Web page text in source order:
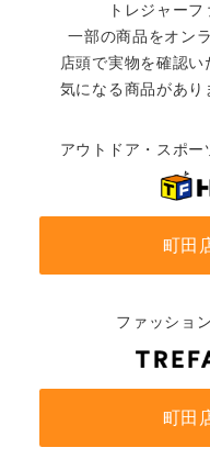
トレジャーフ
一部の商品をオン
店頭で実物を確認い
気になる商品があり
アウトドア・スポ
町田
ファッショ
町田